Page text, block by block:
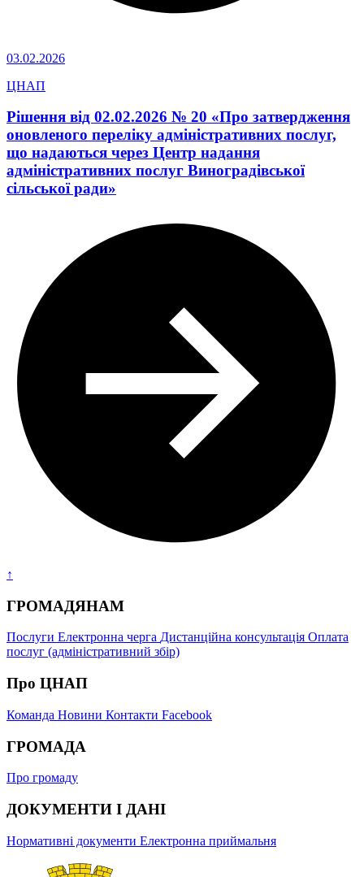
03.02.2026
ЦНАП
Рішення від 02.02.2026 № 20 «Про затвердження
оновленого переліку адміністративних послуг,
що надаються через Центр надання
адміністративних послуг Виноградівської
сільської ради»
↑
ГРОМАДЯНАМ
Послуги Електронна черга Дистанційна консультація Оплата
послуг (адміністративний збір)
Про ЦНАП
Команда Новини Контакти Facebook
ГРОМАДА
Про громаду
ДОКУМЕНТИ І ДАНІ
Нормативні документи Електронна приймальня